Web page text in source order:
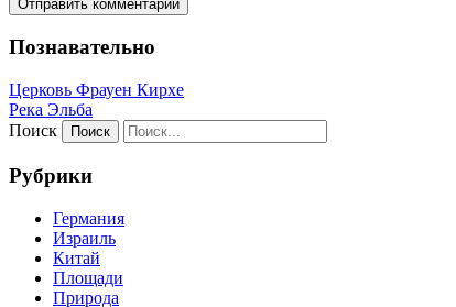
Познавательно
Церковь Фрауен Кирхе
Река Эльба
Поиск
Рубрики
Германия
Израиль
Китай
Площади
Природа